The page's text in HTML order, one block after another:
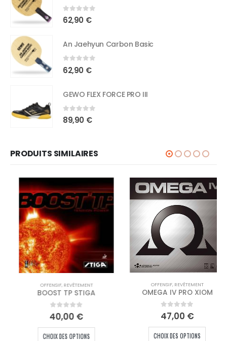
0out of 5
62,90 €
An Jaehyun Carbon Basic
0out of 5
62,90 €
GEWO FLEX FORCE PRO III
0out of 5
89,90 €
PRODUITS SIMILAIRES
OFFENSIF,REVÊTEMENT
BOOST TP STIGA
out of 5
40,00€
CHOIX DES OPTIONS
Ce produit a plusieurs variations. Les options peuvent être choisies sur la page du produit
OFFENSIF,REVÊTEMENT
OMEGA IV PRO XIOM
out of 5
47,00€
CHOIX DES OPTIONS
Ce produit a plusieurs variations. Les options peuvent être choisies sur la page du produit